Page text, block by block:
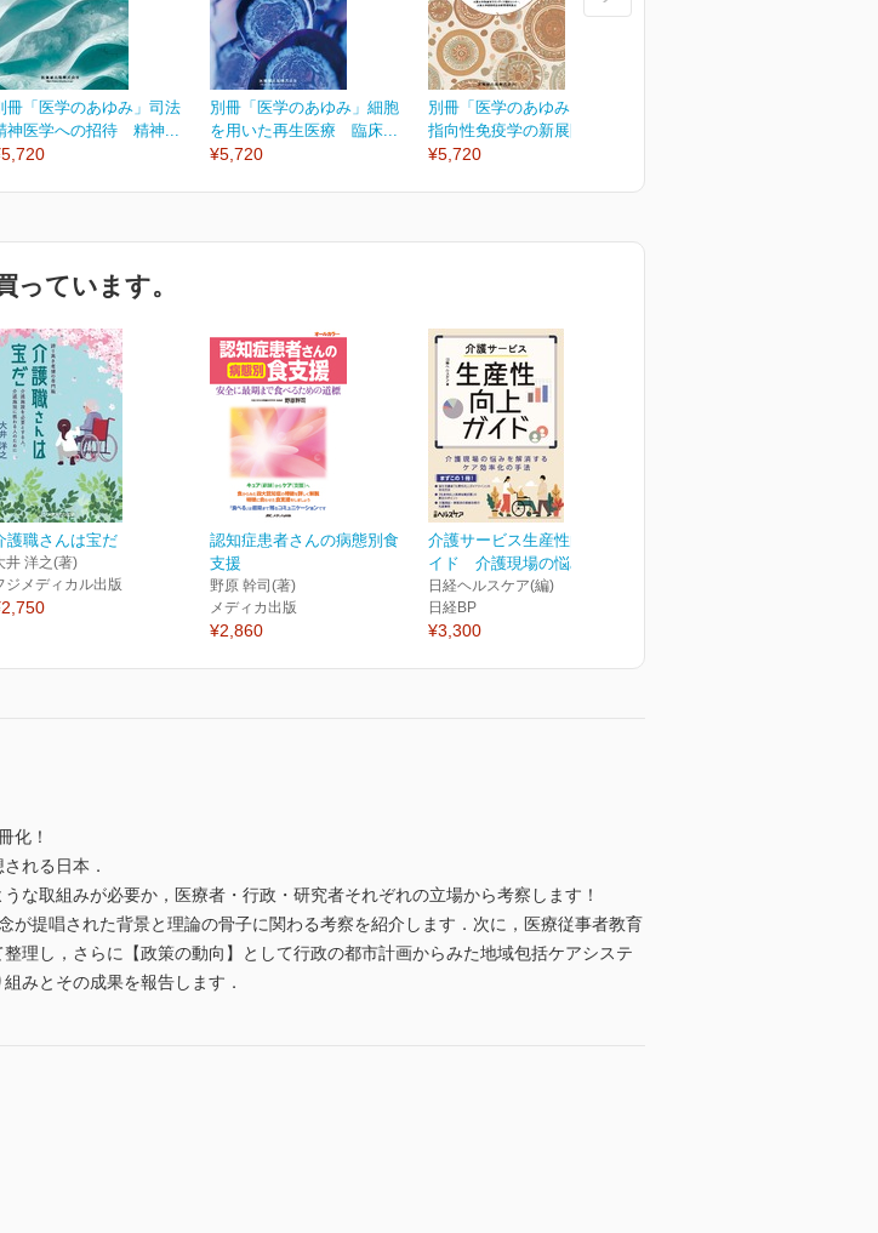
冊「医学のあゆみ」司法
神医学への招待 精神...
別冊「医学のあゆみ」細胞
を用いた再生医療 臨床...
¥5,720
別冊「医学のあゆみ」自己
指向性免疫学の新展開...
¥5,720
っています。
護職さんは宝だ
井 洋之(著)
ジメディカル出版
認知症患者さんの病態別食
支援
野原 幹司(著)
メディカ出版
¥2,860
介護サービス生産性向上ガ
イド 介護現場の悩みを...
日経ヘルスケア(編)
日経BP
¥3,300
化！
れる日本．
な取組みが必要か，医療者・行政・研究者それぞれの立場から考察します！
が提唱された背景と理論の骨子に関わる考察を紹介します．次に，医療従事者教育
理し，さらに【政策の動向】として行政の都市計画からみた地域包括ケアシステ
みとその成果を報告します．